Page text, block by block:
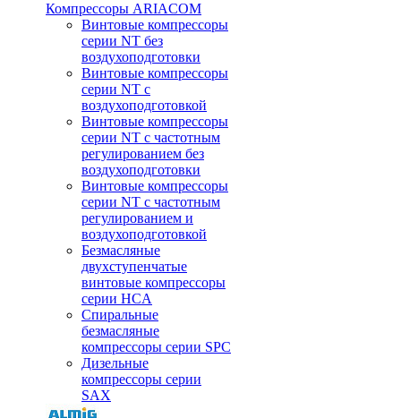
Компрессоры ARIACOM
Винтовые компрессоры
серии NT без
воздухоподготовки
Винтовые компрессоры
серии NT c
воздухоподготовкой
Винтовые компрессоры
серии NT с частотным
регулированием без
воздухоподготовки
Винтовые компрессоры
серии NT с частотным
регулированием и
воздухоподготовкой
Безмасляные
двухступенчатые
винтовые компрессоры
серии HCA
Спиральные
безмасляные
компрессоры серии SPC
Дизельные
компрессоры серии
SAX